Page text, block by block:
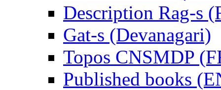
Description Rag-s
Gat-s (Devanagari)
Topos CNSMDP
Published books